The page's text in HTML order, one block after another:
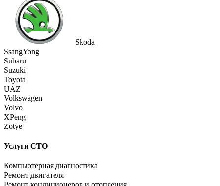
Skoda
SsangYong
Subaru
Suzuki
Toyota
UAZ
Volkswagen
Volvo
XPeng
Zotye
Услуги СТО
Компьютерная диагностика
Ремонт двигателя